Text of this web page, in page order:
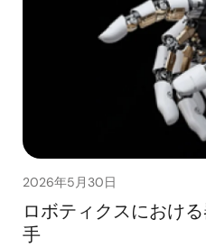
2026年5月30日
ロボティクスにおけ
手